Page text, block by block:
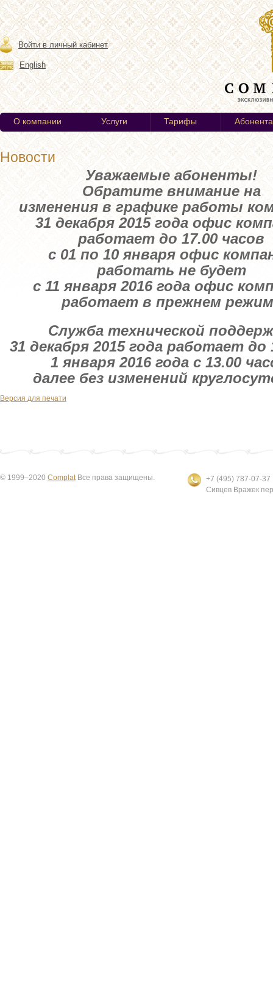
Войти в личный кабинет
English
О компании Услуги Тарифы
Новости
Уважаемые абоненты!
Обратите внимание на
изменения в графике работы
31 декабря 2015 года офис
работает до 17.00 часов
с 01 по 10 января офис
работать не будет
с 11 января 2016 года офис
работает в прежнем
Служба технической
31 декабря 2015 года работает до
1 января 2016 года с 13.00
далее без изменений
Версия для печати
© 1999–2020 ComplatВсе права защищены.
+7 (495) 787-07-37
Сивцев Вражек